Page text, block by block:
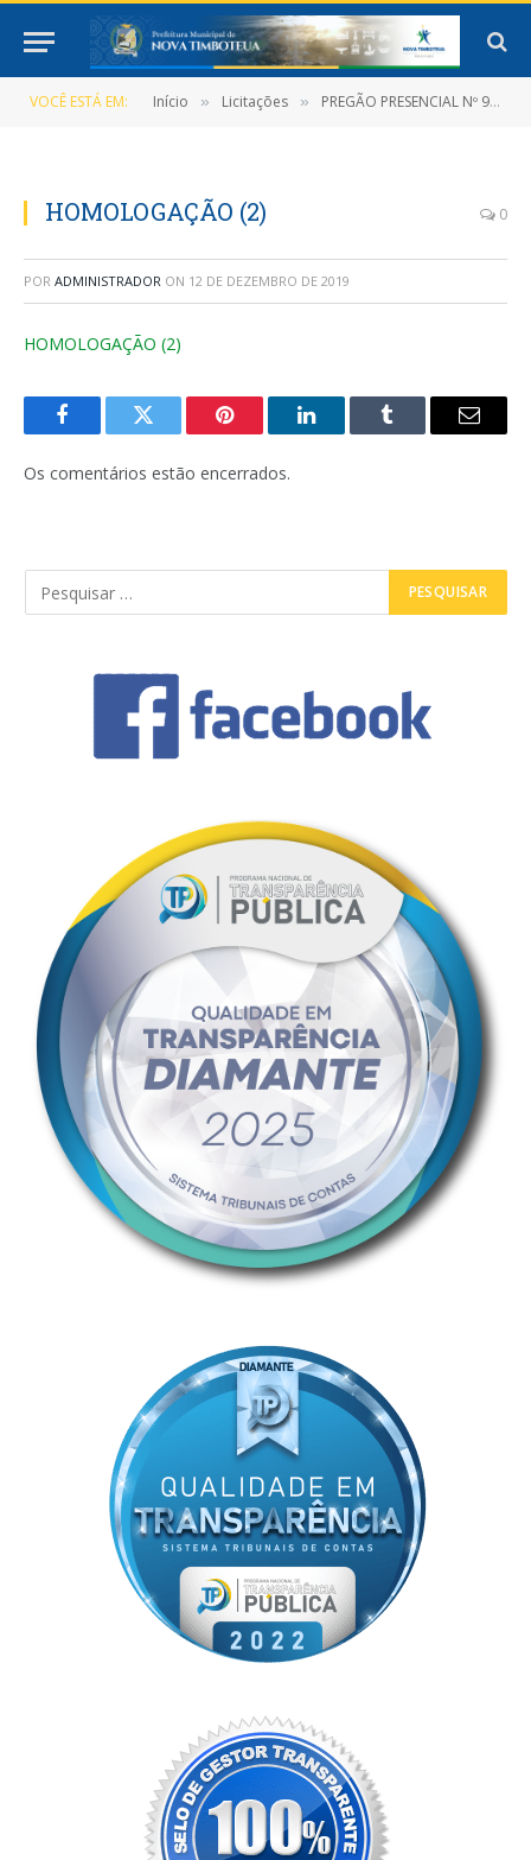
VOCÊ ESTÁ EM: Início » Licitações » PREGÃO PRESENCIAL Nº 9/2019-026-PMNT-PP-SRP (Registro de preços que objetiva a contratação de pessoa jurídica para a prestação dos serviços de manutenção e instalação de bombas de água)
HOMOLOGAÇÃO (2) 0
POR ADMINISTRADOR ON 12 DE DEZEMBRO DE 2019
HOMOLOGAÇÃO (2)
FacebookTwitter Pinterest LinkedInTumblr
E-
Os comentários estão encerrados.